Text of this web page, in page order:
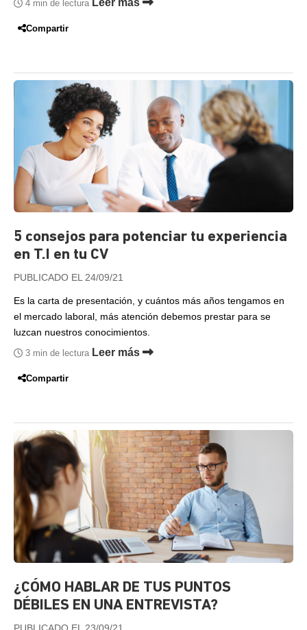
4 min de lectura
Compartir
5 consejos para potenciar tu experiencia
en T.I en tu CV
PUBLICADO EL 24/09/21
Es la carta de presentación, y cuántos más años tengamos en
el mercado laboral, más atención debemos prestar para se
luzcan nuestros conocimientos.
3 min de lectura Leer más
Compartir
¿CÓMO HABLAR DE TUS PUNTOS
DÉBILES EN UNA ENTREVISTA?